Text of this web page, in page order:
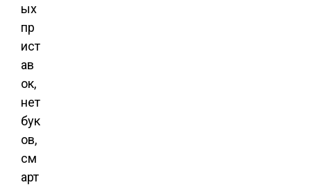
ых
пр
ист
ав
ок,
нет
бук
ов,
см
арт